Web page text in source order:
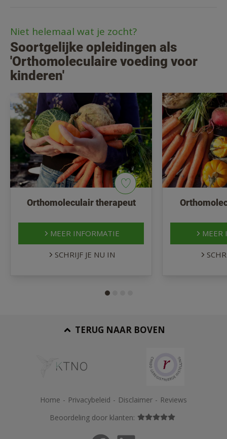
Niet helemaal wat je zocht?
Soortgelijke opleidingen als
'Orthomoleculaire voeding voor
kinderen'
Orthomoleculair therapeut
MEER INFORMATIE
SCHRIJF JE NU IN
MEER
TERUG NAAR BOVEN
Home - Privacybeleid - Disclaimer - Reviews
Beoordeling door klanten: